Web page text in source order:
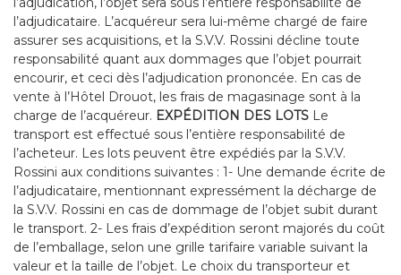
l’adjudicataire. L’acquéreur sera lui-même chargé de faire
assurer ses acquisitions, et la S.V.V. Rossini décline toute
responsabilité quant aux dommages que l’objet pourrait
encourir, et ceci dès l’adjudication prononcée. En cas de
vente à l’Hôtel Drouot, les frais de magasinage sont à la
charge de l’acquéreur. EXPÉDITION DES LOTS Le
transport est effectué sous l’entière responsabilité de
l’acheteur. Les lots peuvent être expédiés par la S.V.V.
Rossini aux conditions suivantes : 1- Une demande écrite de
l’adjudicataire, mentionnant expressément la décharge de
la S.V.V. Rossini en cas de dommage de l’objet subit durant
le transport. 2- Les frais d’expédition seront majorés du coût
de l’emballage, selon une grille tarifaire variable suivant la
valeur et la taille de l’objet. Le choix du transporteur et